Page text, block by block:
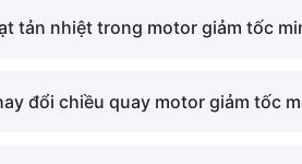
tản nhiệt trong motor giảm tốc
đổi chiều quay motor giảm tốc